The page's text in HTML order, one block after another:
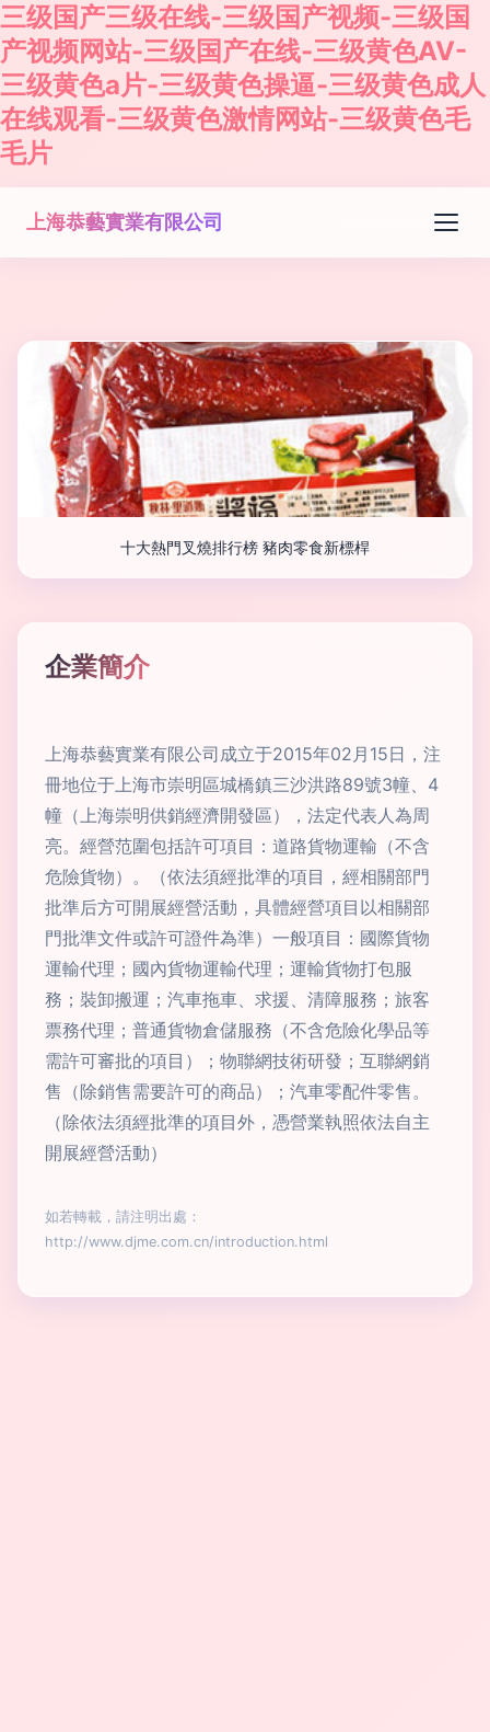
三级国产三级在线-三级国产视频-三级国
产视频网站-三级国产在线-三级黄色AV-
三级黄色a片-三级黄色操逼-三级黄色成人
在线观看-三级黄色激情网站-三级黄色毛
毛片
上海恭藝實業有限公司
十大熱門叉燒排行榜 豬肉零食新標桿
企業簡介
上海恭藝實業有限公司成立于2015年02月15日，注
冊地位于上海市崇明區城橋鎮三沙洪路89號3幢、4
幢（上海崇明供銷經濟開發區），法定代表人為周
亮。經營范圍包括許可項目：道路貨物運輸（不含
危險貨物）。（依法須經批準的項目，經相關部門
批準后方可開展經營活動，具體經營項目以相關部
門批準文件或許可證件為準）一般項目：國際貨物
運輸代理；國內貨物運輸代理；運輸貨物打包服
務；裝卸搬運；汽車拖車、求援、清障服務；旅客
票務代理；普通貨物倉儲服務（不含危險化學品等
需許可審批的項目）；物聯網技術研發；互聯網銷
售（除銷售需要許可的商品）；汽車零配件零售。
（除依法須經批準的項目外，憑營業執照依法自主
開展經營活動）
如若轉載，請注明出處：
http://www.djme.com.cn/introduction.html